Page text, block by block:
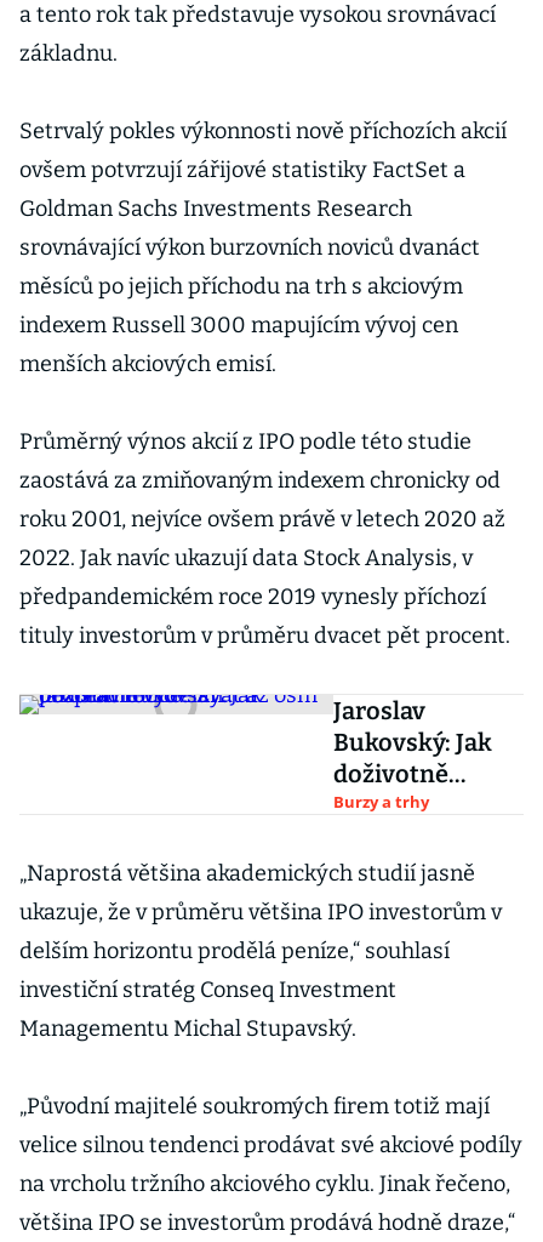
a tento rok tak představuje vysokou srovnávací
základnu.
Setrvalý pokles výkonnosti nově příchozích akcií
ovšem potvrzují zářijové statistiky FactSet a
Goldman Sachs Investments Research
srovnávající výkon burzovních noviců dvanáct
měsíců po jejich příchodu na trh s akciovým
indexem Russell 3000 mapujícím vývoj cen
menších akciových emisí.
Průměrný výnos akcií z IPO podle této studie
zaostává za zmiňovaným indexem chronicky od
roku 2001, nejvíce ovšem právě v letech 2020 až
2022. Jak navíc ukazují data Stock Analysis, v
předpandemickém roce 2019 vynesly příchozí
tituly investorům v průměru dvacet pět procent.
Jaroslav
Bukovský: Jak
doživotně
vydělávat až
ročně? Zn.:
bezpracně
Burzy a trhy
„Naprostá většina akademických studií jasně
ukazuje, že v průměru většina IPO investorům v
delším horizontu prodělá peníze,“ souhlasí
investiční stratég Conseq Investment
Managementu Michal Stupavský.
„Původní majitelé soukromých firem totiž mají
velice silnou tendenci prodávat své akciové podíly
na vrcholu tržního akciového cyklu. Jinak řečeno,
většina IPO se investorům prodává hodně draze,“